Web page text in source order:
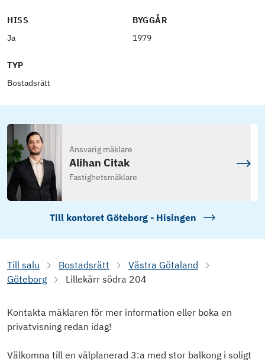
HISS
Ja
BYGGÅR
1979
TYP
Bostadsrätt
Ansvarig mäklare
Alihan Citak
Fastighetsmäklare
Till kontoret Göteborg - Hisingen
Till salu Bostadsrätt
Västra Götaland
Göteborg
Lillekärr södra 204
Kontakta mäklaren för mer information eller boka en
privatvisning redan idag!
Välkomna till en välplanerad 3:a med stor balkong i soligt